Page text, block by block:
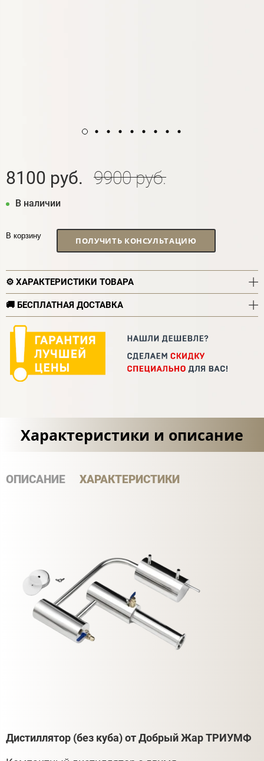
8100 руб. 9900 руб.
В наличии
В корзину ПОЛУЧИТЬ КОНСУЛЬТАЦИЮ
⚙️ ХАРАКТЕРИСТИКИ ТОВАРА
🚚 БЕСПЛАТНАЯ ДОСТАВКА
Характеристики и описание
ОПИСАНИЕ ХАРАКТЕРИСТИКИ
Дистиллятор (без куба) от Добрый Жар ТРИУМФ